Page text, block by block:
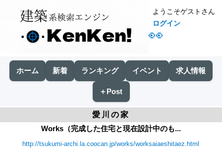
👀
ようこそゲストさん
ログイン
ホーム 新着 ランキング イベント 求人情報
＋Post
愛川の家
Works（完成した住宅と現在設計中のも...
http://tsukumi-archi.la.coocan.jp/works/worksaiaeshitaez.html